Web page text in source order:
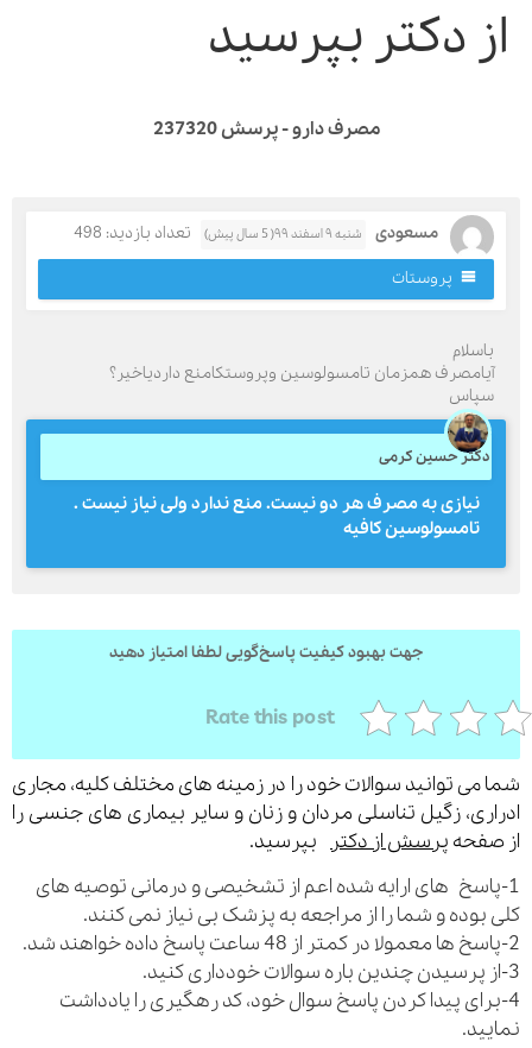
دکتر بپرسید
مصرف دارو - پرسش 237320
مسعودی شنبه ۹ اسفند ۹۹( 5 سال پیش)
تعداد بازدید: 498
پروستات
همزمان تامسولوسین وپروستکامنع داردیاخیر؟
دکتر حسین کرمی
نیازی به مصرف هر دو نیست. منع ندارد ولی نیاز نیست .
تامسولوسین کافیه
جهت بهبود کیفیت پاسخ‌گویی لطفا امتیاز دهید
Rate this post
توانید سوالات خود را در زمینه های مختلف کلیه، مجاری
زگیل تناسلی مردان و زنان و سایر بیماری های جنسی را
پرسش از دکتربپرسید.
های ارایه شده اعم از تشخیصی و درمانی توصیه های
و شما را از مراجعه به پزشک بی نیاز نمی کنند.
پیدا کردن پاسخ سوال خود، کد رهگیری را یادداشت